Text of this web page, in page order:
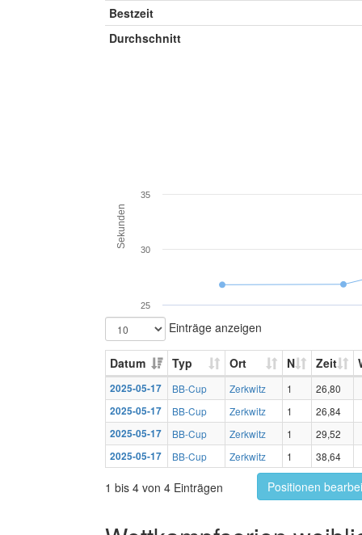
Bestzeit
Durchschnitt
Sekunden
25
30
35
Einträge anzeigen
Datum Typ Ort N Zeit
2025-05-17 BB-Cup Zerkwitz 1
26,80
2025-05-17
BB-Cup Zerkwitz 1
26,84
2025-05-17
BB-Cup Zerkwitz 1
29,52
2025-05-17
BB-Cup Zerkwitz 1 38,64
1 bis 4 von 4 Einträgen Positionen